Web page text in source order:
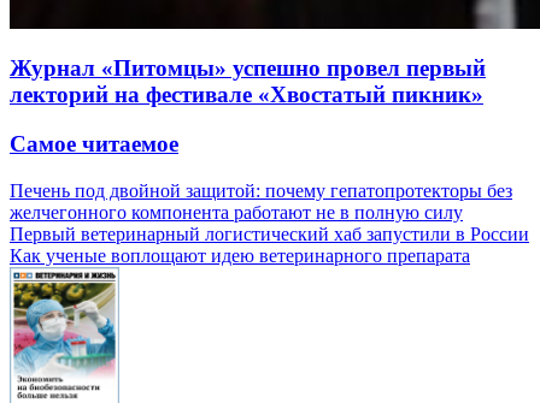
Журнал «Питомцы» успешно провел первый
лекторий на фестивале «Хвостатый пикник»
Самое читаемое
Печень под двойной защитой: почему гепатопротекторы без
желчегонного компонента работают не в полную силу
Первый ветеринарный логистический хаб запустили в России
Как ученые воплощают идею ветеринарного препарата